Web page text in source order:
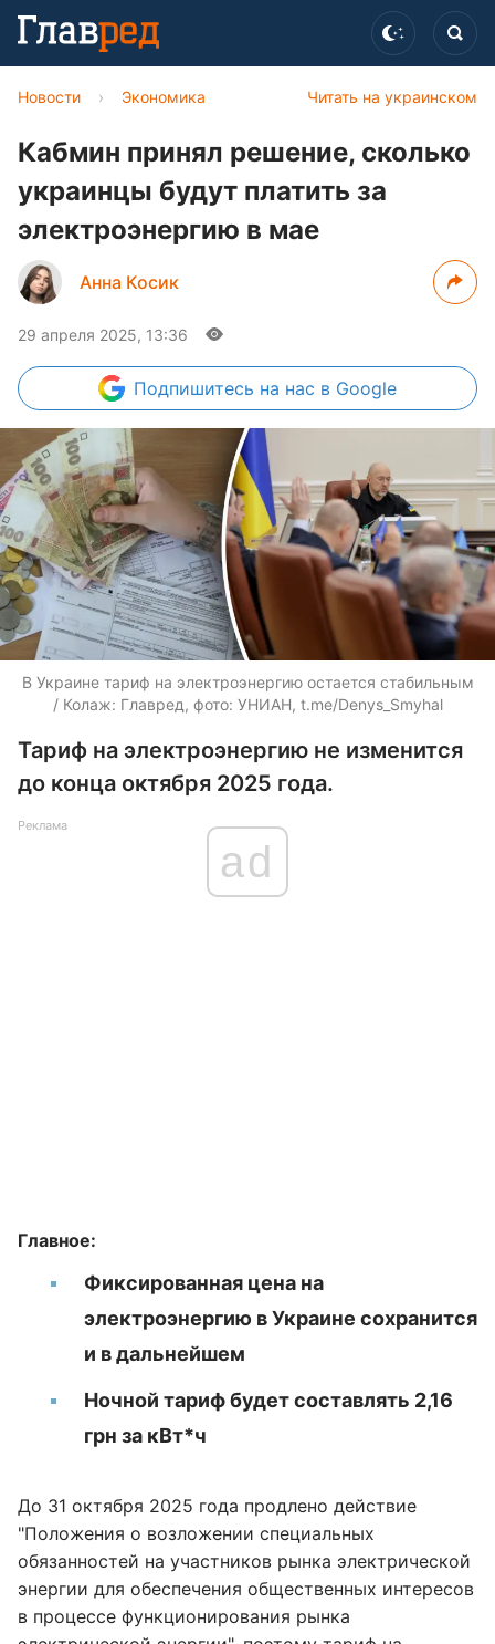
Читать на украинском
Новости › Экономика
Кабмин принял решение, сколько
украинцы будут платить за
электроэнергию в мае
Анна Косик
29 апреля 2025, 13:36
Подпишитесь на нас в Google
В Украине тариф на электроэнергию остается стабильным
/ Колаж: Главред, фото: УНИАН, t.me/Denys_Smyhal
Тариф на электроэнергию не изменится
до конца октября 2025 года.
Реклама
ad
Главное:
Фиксированная цена на
электроэнергию в Украине сохранится
и в дальнейшем
Ночной тариф будет составлять 2,16
грн за кВт*ч
До 31 октября 2025 года продлено действие
"Положения о возложении специальных
обязанностей на участников рынка электрической
энергии для обеспечения общественных интересов
в процессе функционирования рынка